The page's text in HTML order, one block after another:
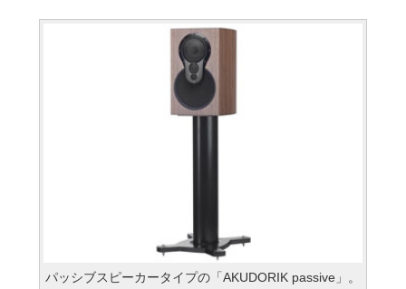
パッシブスピーカータイプの「AKUDORIK passive」。